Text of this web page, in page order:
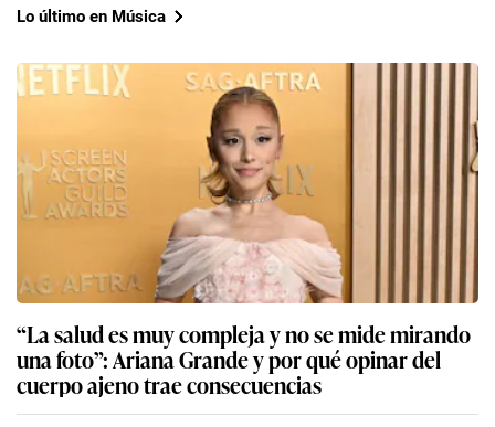
Lo último en Música
“La salud es muy compleja y no se mide mirando
una foto”: Ariana Grande y por qué opinar del
cuerpo ajeno trae consecuencias